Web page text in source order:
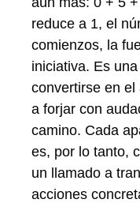
reduce a 1, el
comienzos, la
iniciativa. Es
convertirse en el
a forjar con
camino. Cada
es, por lo tanto,
un llamado a
acciones